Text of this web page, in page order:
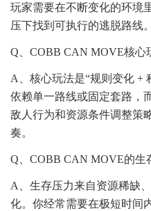
玩家需要在不断变化的环境
压下找到可执行的逃脱路线。
Q、COBB CAN MOVE核心
A、核心玩法是“规则变化 +
依赖单一路线或固定套路，
敌人行为和资源条件调整策
奏。
Q、COBB CAN MOVE的生
A、生存压力来自资源稀缺
化。你经常需要在极短时间